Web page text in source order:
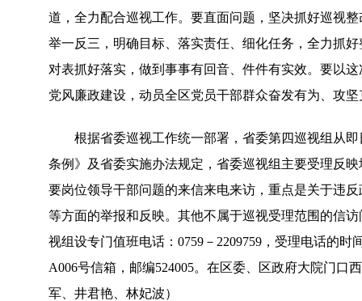
道，全力配合巡视工作。要直面问题，坚决抓好巡视
举一反三，明确目标、落实责任、细化任务，全力抓
对表抓好落实，做到事事有回音、件件有实效。要以
党风廉政建设，动员全区党员干部群众奋发有为、攻
根据省委巡视工作统一部署，省委第四巡视组从即
条例》及省委实施办法规定，省委巡视组主要受理反
要岗位领导干部问题的来信来电来访，重点是关于违
等方面的举报和反映。其他不属于巡视受理范围的信
视组设专门值班电话：0759－2209759，受理电话的
A006号信箱，邮编524005。在区委、区政府大院门口
军、井君艳、林妃波）